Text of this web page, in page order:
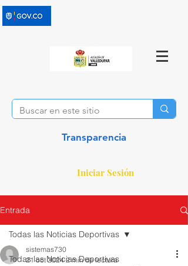
Transparencia
Iniciar Sesión
Entrada
Todas las Noticias Deportivas
Todas las Noticias Deportivas
sistemas730
21 oct 2024 2 min de lectura